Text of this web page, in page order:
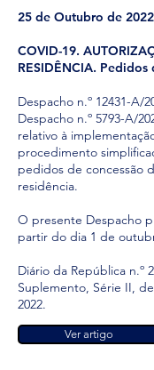
25 de Outubro de 2022
COVID-19.
RESIDÊNCIA. Pedidos
Despacho n.º 12431-A/
Despacho n.º 5793-A/
relativo à
procedimento
pedidos de concessão
residência.
O presente Despacho
partir do dia 1 de
Diário da República n.º
Suplemento, Série II,
2022.
Ver artigo